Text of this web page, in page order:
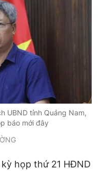
Tòa soạn
Thành
cấp ngày 24.3.2020
Thanh Niên. Cấm sao
sự chấp thuận bằng văn
JSC.
UBND tỉnh Quảng Nam,
báo mới đây
họp thứ 21 HĐND